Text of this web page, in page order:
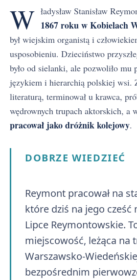
W ładysław Stanisław
1867 roku w Kobielach
był wiejskim organistą i
usposobieniu. Dzieciństwo
było od sielanki, ale pozwoliło mu
językiem i hierarchią polskiej wsi.
literaturą, terminował u krawca,
wędrownych trupach aktorskich, a
pracował jako dróżnik kolejowy.
DOBRZE WIEDZIEĆ
Reymont pracował na
które dziś na jego cześć
Lipce Reymontowskie.
miejscowość, leżąca na
Warszawsko-
bezpośrednim